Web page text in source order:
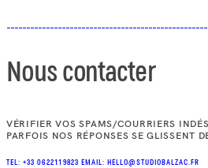
Nous contacter
VÉRIFIER VOS SPAMS/COURRIERS
PARFOIS NOS RÉPONSES SE GLISSENT
TEL: +33 0622119823 EMAIL: HELLO@STUDIOBALZAC.FR